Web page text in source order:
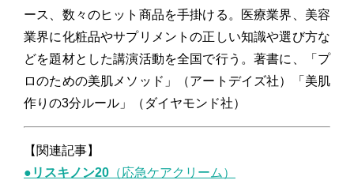
ース、数々のヒット商品を手掛ける。医療業界、美容
業界に化粧品やサプリメントの正しい知識や選び方な
どを題材とした講演活動を全国で行う。著書に、「プ
ロのための美肌メソッド」（アートデイズ社）「美肌
作りの3分ルール」（ダイヤモンド社）
【関連記事】
● リスキノン20 （応急ケアクリーム）